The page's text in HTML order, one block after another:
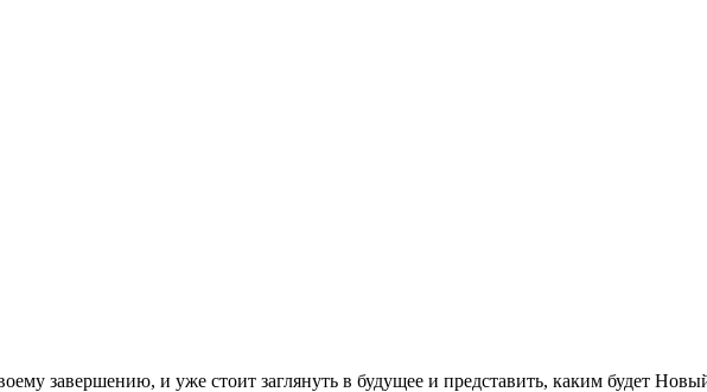
завершению, и уже стоит заглянуть в будущее и представить, каким будет